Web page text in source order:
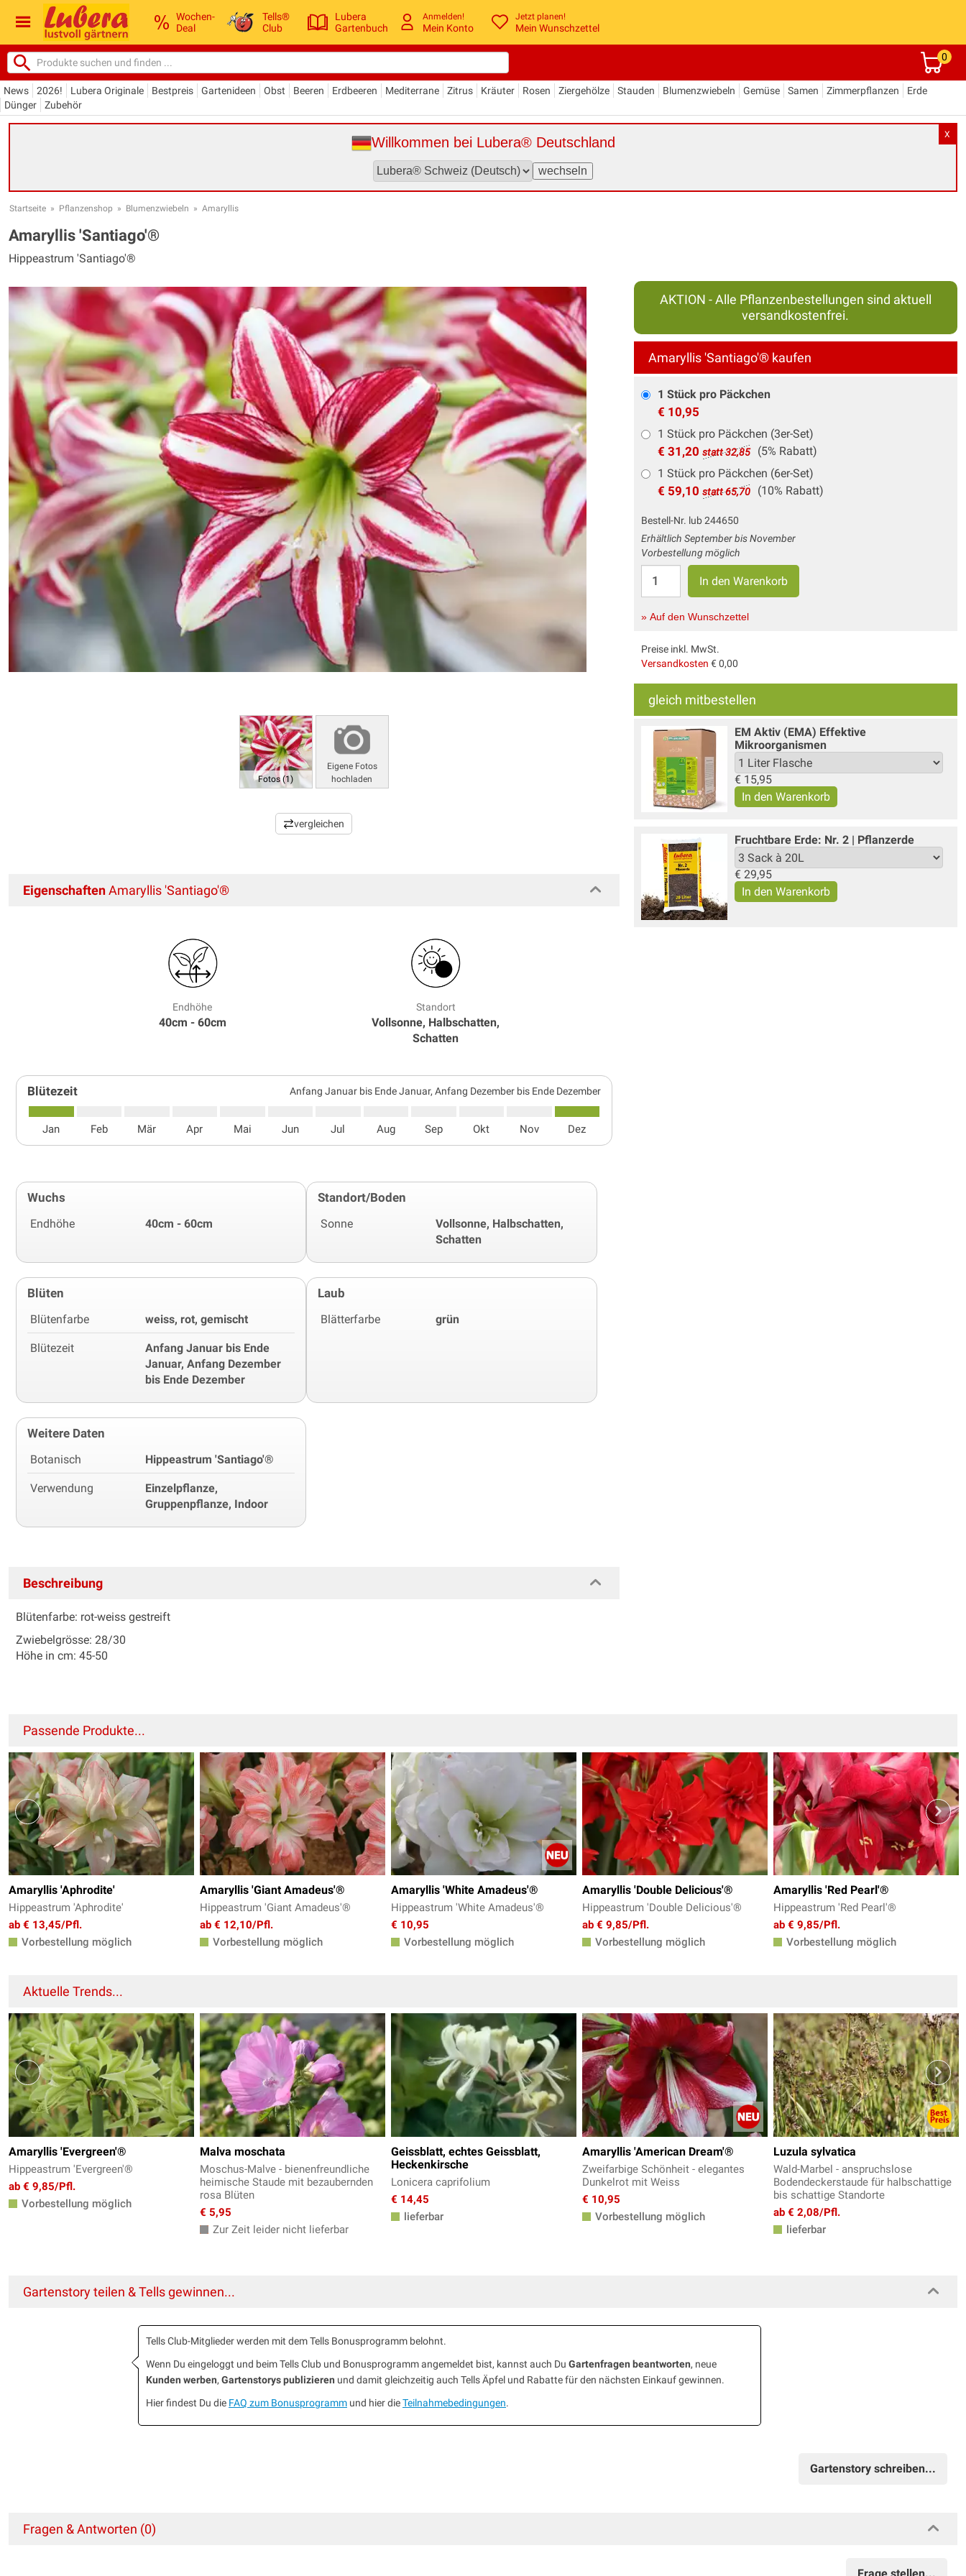
Wochen-
Deal
Tells®
Club
Lubera
Gartenbuch
Anmelden!
Mein Konto
Jetzt planen!
Mein Wunschzettel
0
News 2026! Lubera Originale Bestpreis Gartenideen Obst Beeren Erdbeeren Mediterrane Zitrus Kräuter Rosen Ziergehölze Stauden Blumenzwiebeln Gemüse Samen Zimmerpflanzen
Erde
Dünger
Zubehör
X
Willkommen bei Lubera® Deutschland
Startseite » Pflanzenshop » Blumenzwiebeln » Amaryllis
Amaryllis 'Santiago'®
Hippeastrum 'Santiago'®
Fotos (1)
Eigene Fotos
hochladen
vergleichen
AKTION - Alle Pflanzenbestellungen sind aktuell
versandkostenfrei.
Amaryllis 'Santiago'® kaufen
1 Stück pro Päckchen
€ 10,95
1 Stück pro Päckchen (3er-Set)
€ 31,20 statt 32,85
(5% Rabatt)
1 Stück pro Päckchen (6er-Set)
€ 59,10 statt 65,70 (10% Rabatt)
Bestell-Nr. lub 244650
Erhältlich September bis November
Vorbestellung möglich
» Auf den Wunschzettel
Preise inkl. MwSt.
Versandkosten € 0,00
gleich mitbestellen
EM Aktiv (EMA) Effektive
Mikroorganismen
€ 15,95
Fruchtbare Erde: Nr. 2 | Pflanzerde
€ 29,95
EigenschaftenAmaryllis 'Santiago'®
Endhöhe
40cm - 60cm
Standort
Vollsonne, Halbschatten,
Schatten
Blütezeit Anfang Januar bis Ende Januar, Anfang Dezember bis Ende Dezember
Jan Feb Mär Apr Mai Jun Jul Aug Sep Okt Nov Dez
Wuchs
Endhöhe 40cm - 60cm
Standort/Boden
Sonne
Vollsonne, Halbschatten,
Schatten
Blüten
Blütenfarbe weiss, rot, gemischt
Blütezeit
Anfang Januar bis Ende
Januar, Anfang Dezember
bis Ende Dezember
Laub
Blätterfarbe grün
Weitere Daten
Botanisch Hippeastrum 'Santiago'®
Verwendung
Einzelpflanze,
Gruppenpflanze, Indoor
Beschreibung
Blütenfarbe: rot-weiss gestreift
Zwiebelgrösse: 28/30
Höhe in cm: 45-50
Passende Produkte...
Amaryllis 'Aphrodite'
Hippeastrum 'Aphrodite'
ab € 13,45/Pfl.
Vorbestellung möglich
Amaryllis 'Giant Amadeus'®
Hippeastrum 'Giant Amadeus'®
ab € 12,10/Pfl.
Vorbestellung möglich
Amaryllis 'White Amadeus'®
Hippeastrum 'White Amadeus'®
€ 10,95
Vorbestellung möglich
Amaryllis 'Double Delicious'®
Hippeastrum 'Double Delicious'®
ab € 9,85/Pfl.
Vorbestellung möglich
Amaryllis 'Red Pearl'®
Hippeastrum 'Red Pearl'®
ab € 9,85/Pfl.
Vorbestellung möglich
Aktuelle Trends...
Amaryllis 'Evergreen'®
Hippeastrum 'Evergreen'®
ab € 9,85/Pfl.
Vorbestellung möglich
Malva moschata
Moschus-Malve - bienenfreundliche
heimische Staude mit bezaubernden
rosa Blüten
€ 5,95
Zur Zeit leider nicht lieferbar
Geissblatt, echtes Geissblatt,
Heckenkirsche
Lonicera caprifolium
€ 14,45
lieferbar
Amaryllis 'American Dream'®
Zweifarbige Schönheit - elegantes
Dunkelrot mit Weiss
€ 10,95
Vorbestellung möglich
Luzula sylvatica
Wald-Marbel - anspruchslose
Bodendeckerstaude für halbschattige
bis schattige Standorte
ab € 2,08/Pfl.
lieferbar
Gartenstory teilen & Tells gewinnen...
Tells Club-Mitglieder werden mit dem Tells Bonusprogramm belohnt.
Wenn Du eingeloggt und beim Tells Club und Bonusprogramm angemeldet bist, kannst auch Du Gartenfragen beantworten, neue
Kunden werben, Gartenstorys publizieren und damit gleichzeitig auch Tells Äpfel und Rabatte für den nächsten Einkauf gewinnen.
Hier findest Du die FAQ zum Bonusprogramm und hier dieTeilnahmebedingungen.
Gartenstory schreiben...
Fragen & Antworten (0)